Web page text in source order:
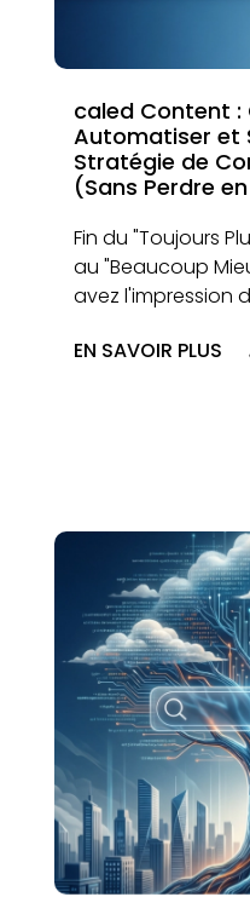
caled Content
Automatiser et
Stratégie de
(Sans Perdre
Fin du "Toujours
au "Beaucoup
avez l'impression
EN SAVOIR PLUS
Stratégie de